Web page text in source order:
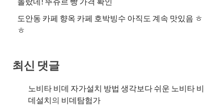
도안동 카페 향옥 카페 호박빙수 아직도 계속 맛있음 ㅎ
ㅎ
최신 댓글
노비타 비데 자가설치 방법 생각보다 쉬운 노비타 비
데설치의 비데탐험가